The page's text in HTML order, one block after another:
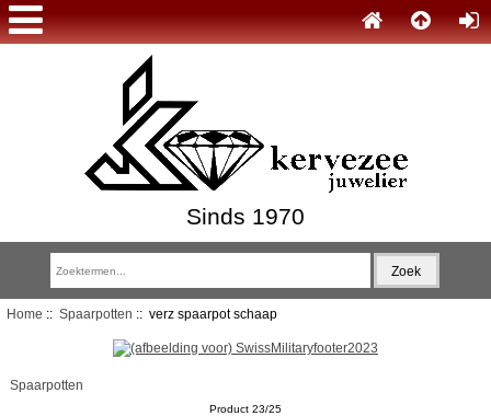
Sinds 1970
Home :: Spaarpotten :: verz spaarpot schaap
Spaarpotten
Product 23/25